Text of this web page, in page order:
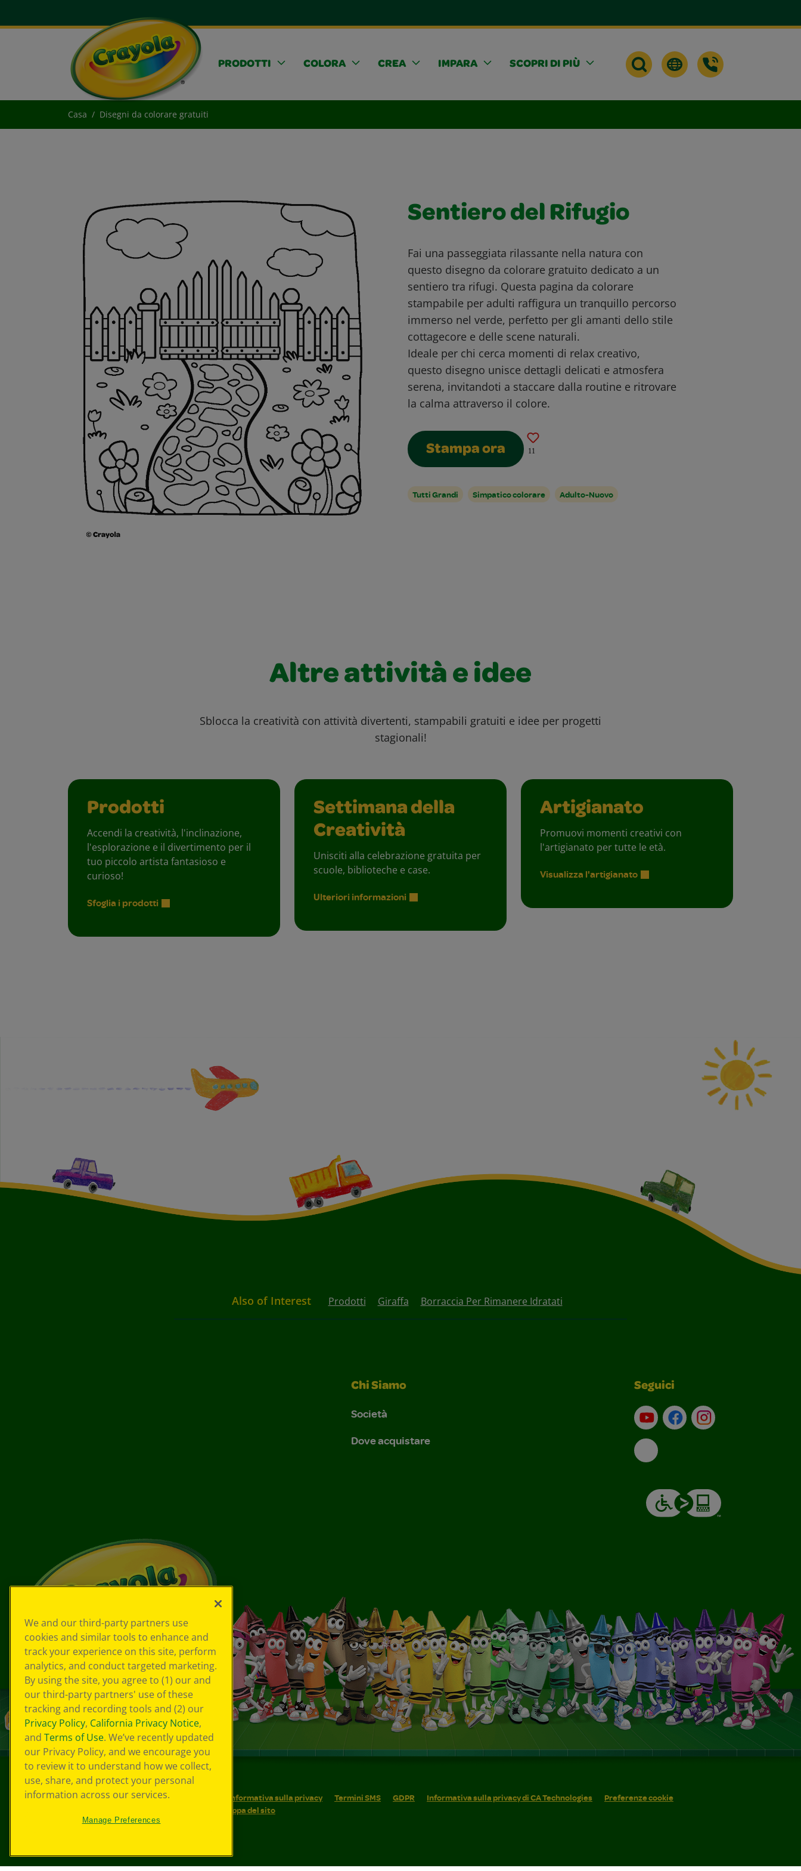
PRODOTTI COLORA CREA IMPARA SCOPRI DI PIÙ
Casa Disegni da colorare gratuiti
Sentiero del Rifugio
Fai una passeggiata rilassante nella natura con
questo disegno da colorare gratuito dedicato a un
sentiero tra rifugi. Questa pagina da colorare
stampabile per adulti raffigura un tranquillo percorso
immerso nel verde, perfetto per gli amanti dello stile
cottagecore e delle scene naturali.
Ideale per chi cerca momenti di relax creativo,
questo disegno unisce dettagli delicati e atmosfera
serena, invitandoti a staccare dalla routine e ritrovare
la calma attraverso il colore.
Stampa ora 11
Tutti Grandi Simpatico colorare Adulto-Nuovo
Altre attività e idee
Sblocca la creatività con attività divertenti, stampabili gratuiti e idee per progetti
stagionali!
Prodotti
Accendi la creatività, l'inclinazione,
l'esplorazione e il divertimento per il
tuo piccolo artista fantasioso e
curioso!
Sfoglia i prodotti
Settimana della
Creatività
Unisciti alla celebrazione gratuita per
scuole, biblioteche e case.
Ulteriori informazioni
Artigianato
Promuovi momenti creativi con
l'artigianato per tutte le età.
Visualizza l'artigianato
Also of Interest Prodotti Giraffa Borraccia Per Rimanere Idratati
Chi Siamo
Società
Dove acquistare
Seguici
Su YouTube
ContattiProfilo Instagram
Email
© 2026 Crayola® Tutti i diritti riservati.
Le tue scelte in materia di privacy
Informativa sulla privacy Termini SMS GDPR Informativa sulla privacy di CA Technologies
Preferenze cookie
Mappa del sito
We and our third-party partners use
cookies and similar tools to enhance and
track your experience on this site, perform
analytics, and conduct targeted marketing.
By using the site, you agree to (1) our and
our third-party partners' use of these
tracking and recording tools and (2) our
Privacy Policy, California Privacy Notice,
and Terms of Use. We’ve recently updated
our Privacy Policy, and we encourage you
to review it to understand how we collect,
use, share, and protect your personal
information across our services.
Manage Preferences